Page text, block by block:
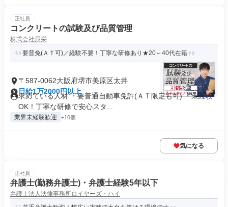
正社員
コンクリートの試験及び品質管理
株式会社辰栄
要普免(ＡＴ可)／経験不要！丁寧な研修あり★20～40代在籍
〒587-0062大阪府堺市美原区太井
日給1万2000円以上
求めている人材 ・要普通自動車免許(ＡＴ限定も可) ・未経験
OK！丁寧な研修で安心スタ...
業界未経験歓迎 +10個
気になる
正社員
弁護士(勤務弁護士)・弁護士経験5年以下
弁護士法人法律事務所ロイヤーズ・ハイ